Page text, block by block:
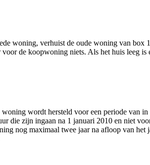
woning, verhuist de oude woning van box
de koopwoning niets. Als het huis leeg is
wordt hersteld voor een periode van in
die zijn ingaan na 1 januari 2010 en niet
nog maximaal twee jaar na afloop van